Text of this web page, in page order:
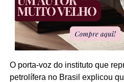
O porta-voz do instituto que
petrolífera no Brasil explicou